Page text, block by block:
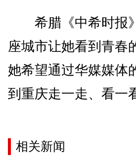
希腊《中希时报》
座城市让她看到青春
她希望通过华媒媒体
到重庆走一走、看一
相关新闻